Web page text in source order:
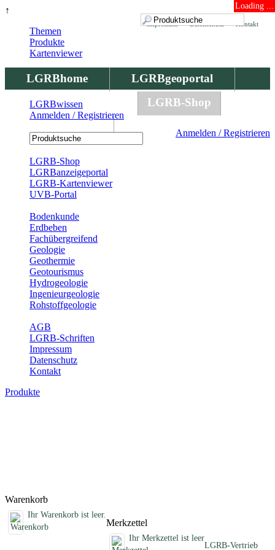
↑ Loading ...
Kontakt
Datenschutz
Impressum
LGRBhome
LGRBgeoportal
LGRBbohrungen
LGRB-Shop
Anmelden / Registrieren
Themen
Produkte
Kartenviewer
LGRBwissen
Anmelden / Registrieren
LGRB-Shop
LGRBanzeigeportal
LGRB-Kartenviewer
UVB-Portal
Bodenkunde
Erdbeben
Fachübergreifend
Geologie
Geothermie
Geotourismus
Hydrogeologie
Ingenieurgeologie
Rohstoffgeologie
AGB
LGRB-Schriften
Impressum
Datenschutz
Kontakt
Produkte
Warenkorb
Ihr Warenkorb ist leer.
Merkzettel
Ihr Merkzettel ist leer
LGRB-Vertrieb